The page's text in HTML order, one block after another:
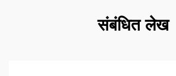
संबंधित लेख